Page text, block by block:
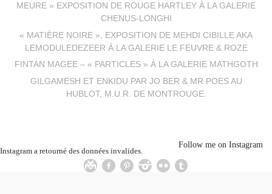
MEURE » EXPOSITION DE ROUGE HARTLEY À LA GALERIE
CHENUS-LONGHI
« MATIÈRE NOIRE », EXPOSITION DE MEHDI CIBILLE AKA
LEMODULEDEZEER À LA GALERIE LE FEUVRE & ROZE
FINTAN MAGEE – « PARTICLES » À LA GALERIE MATHGOTH
GILGAMESH ET ENKIDU PAR JO BER & MR POES AU
HUBLOT, M.U.R. DE MONTROUGE.
Instagram a retourné des données invalides.
Follow me on Instagram